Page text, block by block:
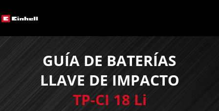
GUÍA DE BATERÍAS
LLAVE DE IMPACTO
TP-CI 18 Li